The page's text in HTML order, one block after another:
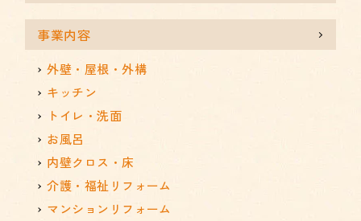
事業内容
外壁・屋根・外構
キッチン
トイレ・洗面
お風呂
内壁クロス・床
介護・福祉リフォーム
マンションリフォーム